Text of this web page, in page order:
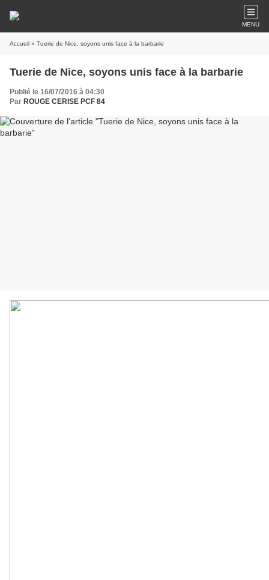
MENU
Accueil » Tuerie de Nice, soyons unis face à la barbarie
Tuerie de Nice, soyons unis face à la barbarie
Publié le 16/07/2016 à 04:30
Par ROUGE CERISE PCF 84